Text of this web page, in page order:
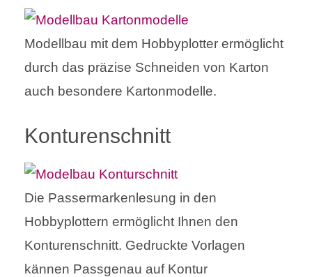
Modellbau mit dem Hobbyplotter ermöglicht
durch das präzise Schneiden von Karton
auch besondere Kartonmodelle.
Konturenschnitt
Die Passermarkenlesung in den
Hobbyplottern ermöglicht Ihnen den
Konturenschnitt. Gedruckte Vorlagen
kännen Passgenau auf Kontur